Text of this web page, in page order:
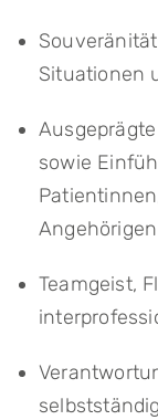
Situationen
sowie
Angehörigen
Teamgeist,